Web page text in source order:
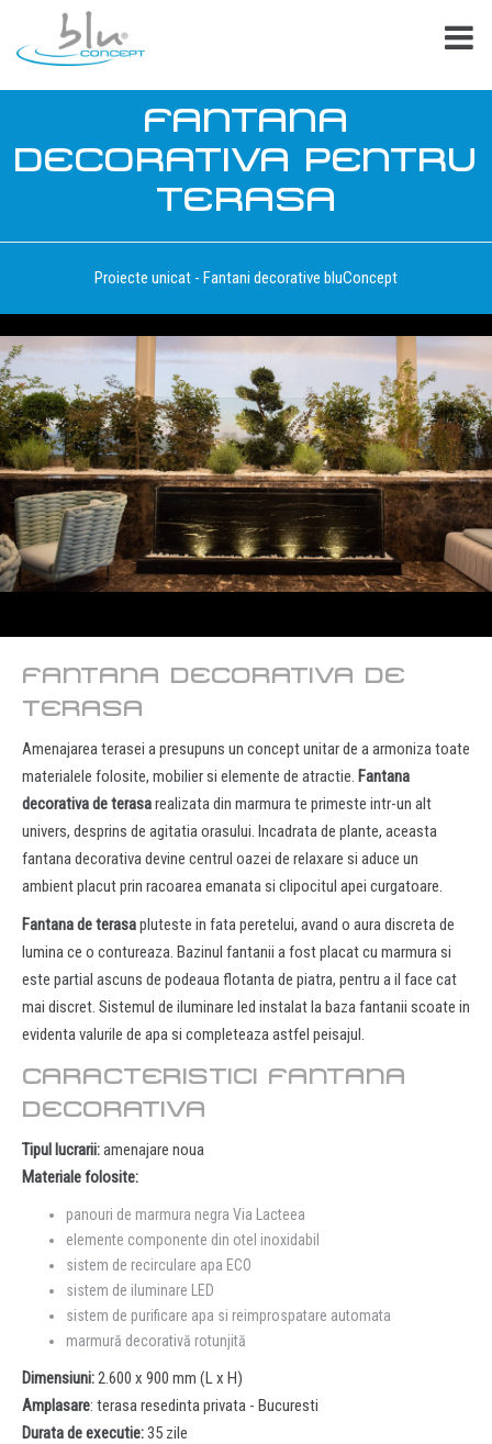
FANTANA
DECORATIVA PENTRU
TERASA
Proiecte unicat - Fantani decorative bluConcept
FANTANA DECORATIVA DE
TERASA
Amenajarea terasei a presupuns un concept unitar de a armoniza toate
materialele folosite, mobilier si elemente de atractie. Fantana
decorativa de terasarealizata din marmura te primeste intr-un alt
univers, desprins de agitatia orasului. Incadrata de plante, aceasta
fantana decorativa devine centrul oazei de relaxare si aduce un
ambient placut prin racoarea emanata si clipocitul apei curgatoare.
Fantana de terasapluteste in fata peretelui, avand o aura discreta de
lumina ce o contureaza. Bazinul fantanii a fost placat cu marmura si
este partial ascuns de podeaua flotanta de piatra, pentru a il face cat
mai discret. Sistemul de iluminare led instalat la baza fantanii scoate in
evidenta valurile de apa si completeaza astfel peisajul.
CARACTERISTICI FANTANA
DECORATIVA
Tipul lucrarii:amenajare noua
Materiale folosite:
panouri de marmura negra Via Lacteea
elemente componente din otel inoxidabil
sistem de recirculare apa ECO
sistem de iluminare LED
sistem de purificare apa si reimprospatare automata
marmură decorativă rotunjită
Dimensiuni:2.600 x 900 mm (L x H)
Amplasare: terasa resedinta privata - Bucuresti
Durata de executie:35 zile